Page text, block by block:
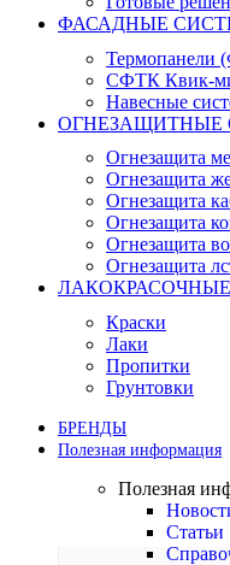
ФАСАДНЫЕ
Термопанели
СФТК Квик-
Навесные
ОГНЕЗАЩИТНЫЕ
Огнезащита
Огнезащита
Огнезащита
Огнезащита
Огнезащита
Огнезащита
Краски
Лаки
Пропитки
Грунтовки
БРЕНДЫ
Полезная информация
Полезная
Статьи